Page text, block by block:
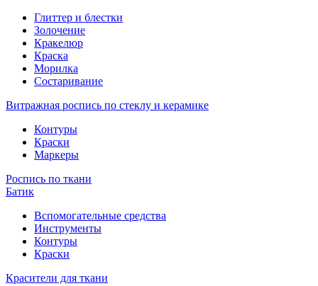
Глиттер и блестки
Золочение
Кракелюр
Краска
Морилка
Состаривание
Витражная роспись по стеклу и керамике
Контуры
Краски
Маркеры
Роспись по ткани
Батик
Вспомогательные средства
Инструменты
Контуры
Краски
Красители для ткани